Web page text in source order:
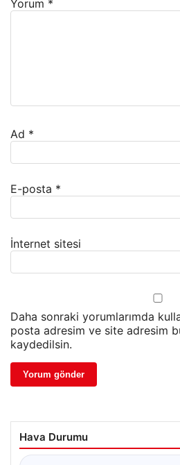
Yorum *
Ad *
E-posta *
İnternet sitesi
Daha sonraki yorumlarımda
posta adresim ve site adresim
kaydedilsin.
Hava Durumu